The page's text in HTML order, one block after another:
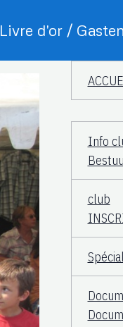
Livre d'or /
Info
club